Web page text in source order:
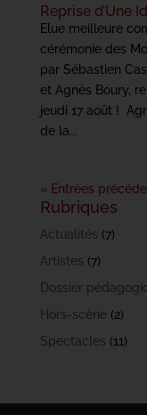
Reprise d’Une
Elue meilleure
cérémonie des
par Sébastien
et Agnès Boury,
jeudi 17 août !
de la...
« Entrées
Rubriques
Actualités (7)
Artistes (7)
Dossier
Hors-scène(2)
Spectacles (11)